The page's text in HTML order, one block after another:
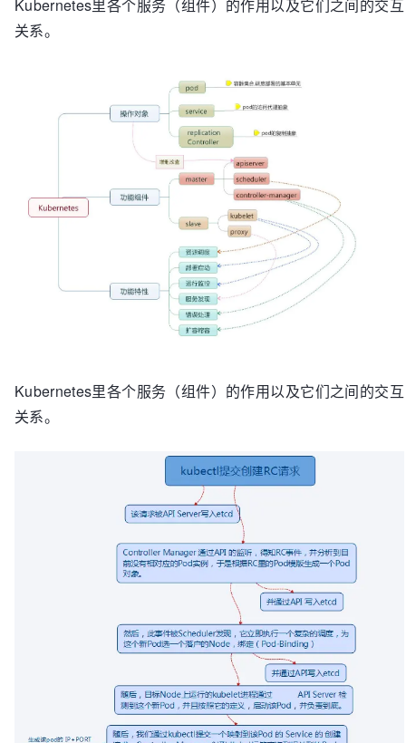
Kubernetes里各个服务（组件）的作用以及它们之间的交互
关系。
Kubernetes里各个服务（组件）的作用以及它们之间的交互
关系。